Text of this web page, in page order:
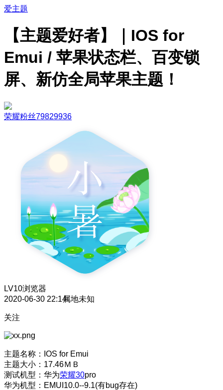
爱主题
【主题爱好者】｜IOS for
Emui / 苹果状态栏、百变锁
屏、新仿全局苹果主题！
荣耀粉丝79829936
LV10浏览器
2020-06-30 22:14属地未知
关注
主题名称：IOS for Emui
主题大小：17.46ＭＢ
测试机型：华为荣耀30pro
华为机型：EMUI10.0--9.1(有bug存在)